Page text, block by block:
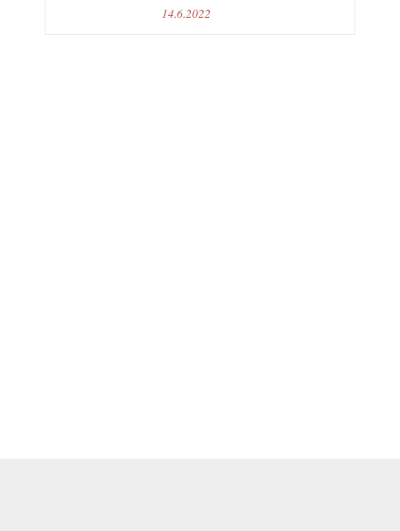
14.6.2022